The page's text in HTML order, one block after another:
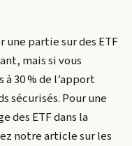
partie sur des ETF
mais si vous
30 % de l’apport
sécurisés. Pour une
des ETF dans la
notre article sur les